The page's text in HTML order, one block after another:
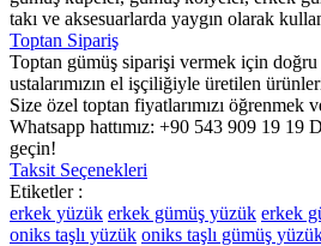
takı ve aksesuarlarda yaygın olarak
Toptan Sipariş
Toptan gümüş siparişi vermek için
ustalarımızın el işçiliğiyle üretilen
Size özel toptan fiyatlarımızı öğrenmek
Whatsapp hattımız: +90 543 909 19 19
geçin!
Taksit Seçenekleri
Etiketler :
erkek yüzük erkek gümüş yüzük erkek
oniks taşlı yüzük oniks taşlı gümüş